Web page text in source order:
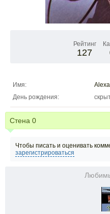
Рейтинг
127
Имя:
День рождения:
Стена 0
Чтобы писать и оценивать
зарегистрироваться